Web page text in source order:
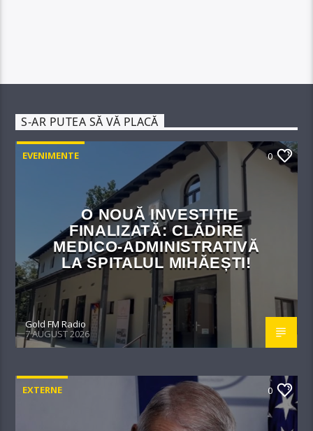
S-AR PUTEA SĂ VĂ PLACĂ
EVENIMENTE 0
O NOUĂ INVESTIȚIE
FINALIZATĂ: CLĂDIRE
MEDICO-ADMINISTRATIVĂ
LA SPITALUL MIHĂEȘTI!​
Gold FM Radio
7 AUGUST 2026
EXTERNE 0